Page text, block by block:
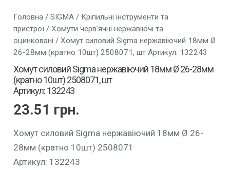
Головна/ SIGMA/ Кріпильні інструменти та
пристрої/ Хомути черв'ячні нержавіючі та
оцинковані / Хомут силовий Sigma нержавіючий 18мм Ø
26-28мм (кратно 10шт) 2508071, шт Артикул: 132243
Хомут силовий Sigma нержавіючий 18мм Ø 26-28мм
(кратно 10шт) 2508071, шт
Артикул: 132243
23.51 грн.
Хомут силовий Sigma нержавіючий 18мм Ø 26-
28мм (кратно 10шт) 2508071
Артикул: 132243